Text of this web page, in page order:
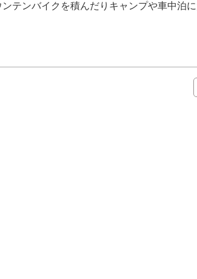
テンバイクを積んだりキャンプや車中泊